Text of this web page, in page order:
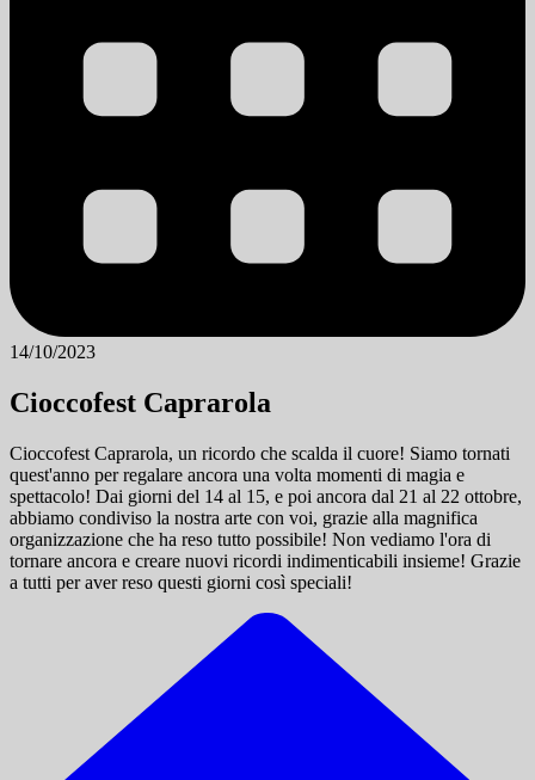
14/10/2023
Cioccofest Caprarola
Cioccofest Caprarola, un ricordo che scalda il cuore! Siamo tornati
quest'anno per regalare ancora una volta momenti di magia e
spettacolo! Dai giorni del 14 al 15, e poi ancora dal 21 al 22 ottobre,
abbiamo condiviso la nostra arte con voi, grazie alla magnifica
organizzazione che ha reso tutto possibile! Non vediamo l'ora di
tornare ancora e creare nuovi ricordi indimenticabili insieme! Grazie
a tutti per aver reso questi giorni così speciali!